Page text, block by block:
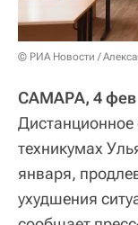
© РИА Новости /
САМАРА, 4
Дистанционное
техникумах
января,
ухудшения